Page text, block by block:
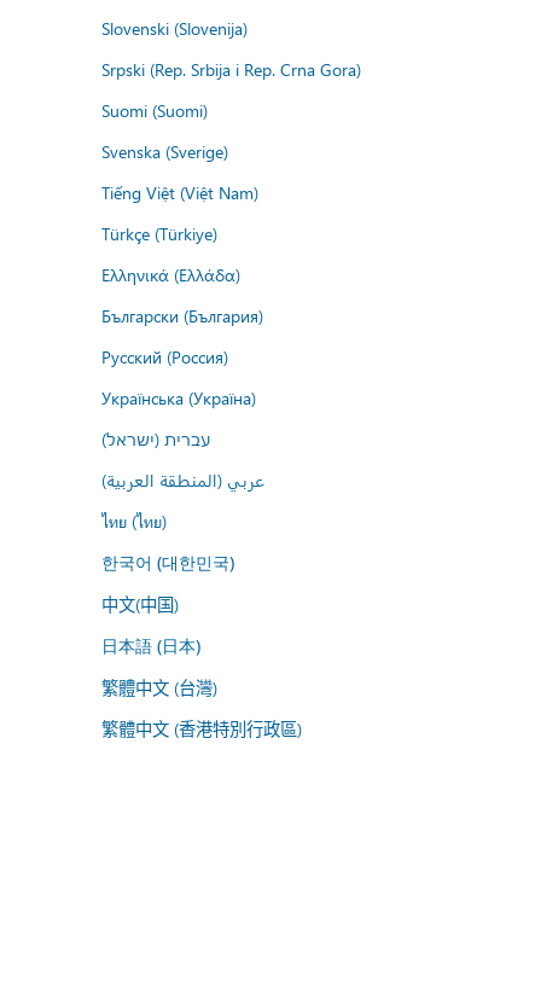
Slovenski (Slovenija)
Srpski (Rep. Srbija i Rep. Crna Gora)
Suomi (Suomi)
Svenska (Sverige)
Tiếng Việt (Việt Nam)
Türkçe (Türkiye)
Ελληνικά (Ελλάδα)
Български (България)
Русский (Россия)
Українська (Україна)
עברית (ישראל)
عربي (المنطقة العربية)
ไทย (ไทย)
한국어 (대한민국)
中文(中国)
日本語 (日本)
繁體中文 (台灣)
繁體中文 (香港特別行政區)